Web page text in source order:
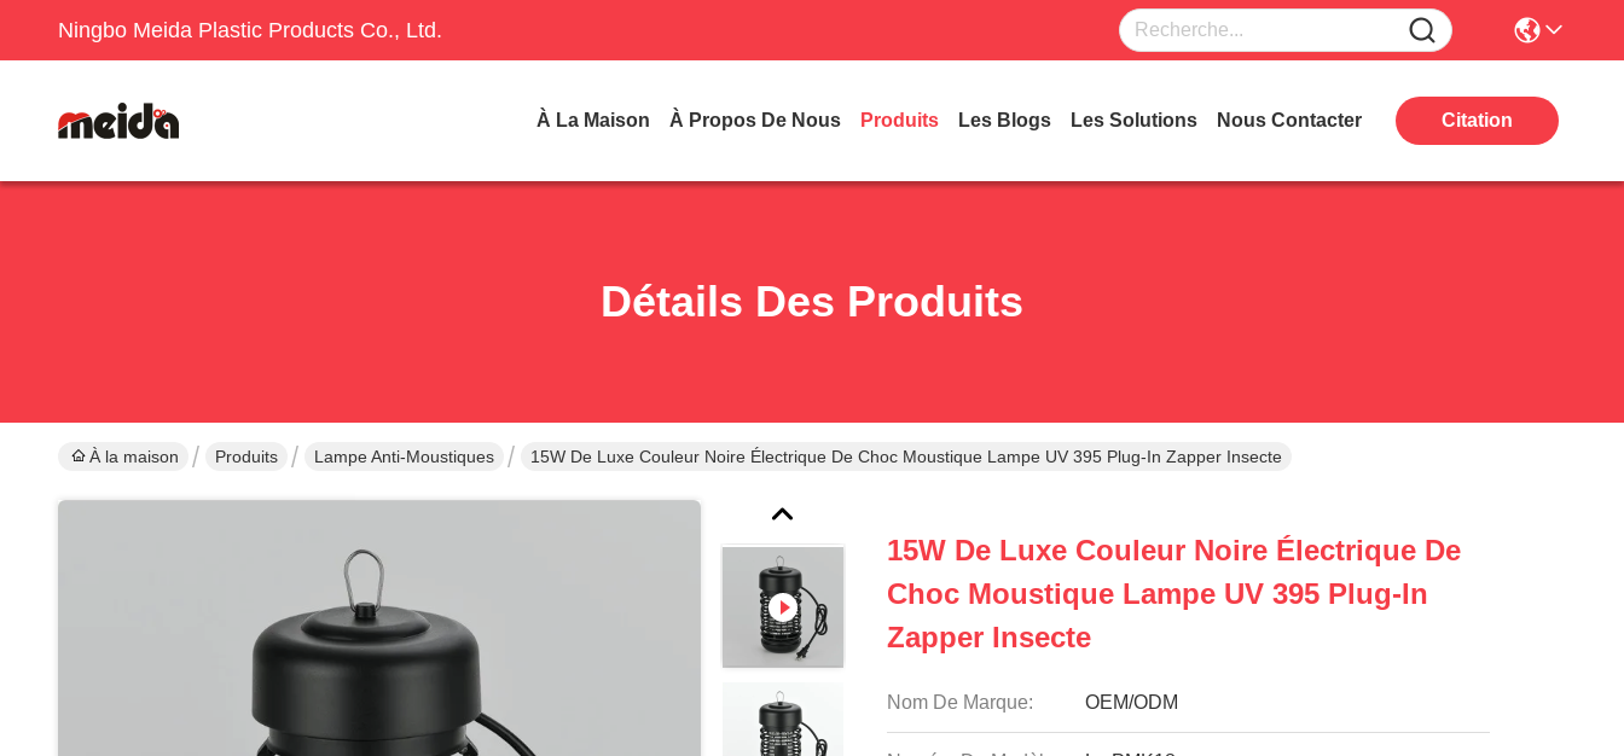
Ningbo Meida Plastic Products Co., Ltd.
À La Maison À Propos De Nous Produits Les Blogs Les Solutions Nous Contacter Citation
Détails Des Produits
À la maison Produits Lampe Anti-Moustiques 15W De Luxe Couleur Noire Électrique De Choc Moustique Lampe UV 395 Plug-In Zapper Insecte
15W De Luxe Couleur Noire Électrique De
Choc Moustique Lampe UV 395 Plug-In
Zapper Insecte
Nom De Marque: OEM/ODM